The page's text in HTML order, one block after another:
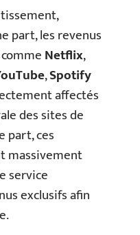
part, les revenus
Netflix,
,Spotify
affectés
des sites de
part, ces
massivement
service
exclusifs afin